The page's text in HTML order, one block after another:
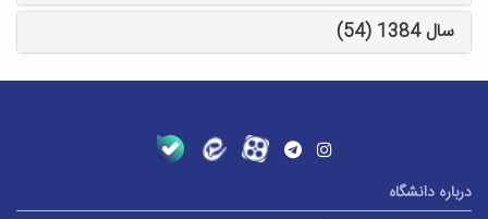
سال 1384 (54)
درباره دانشگاه